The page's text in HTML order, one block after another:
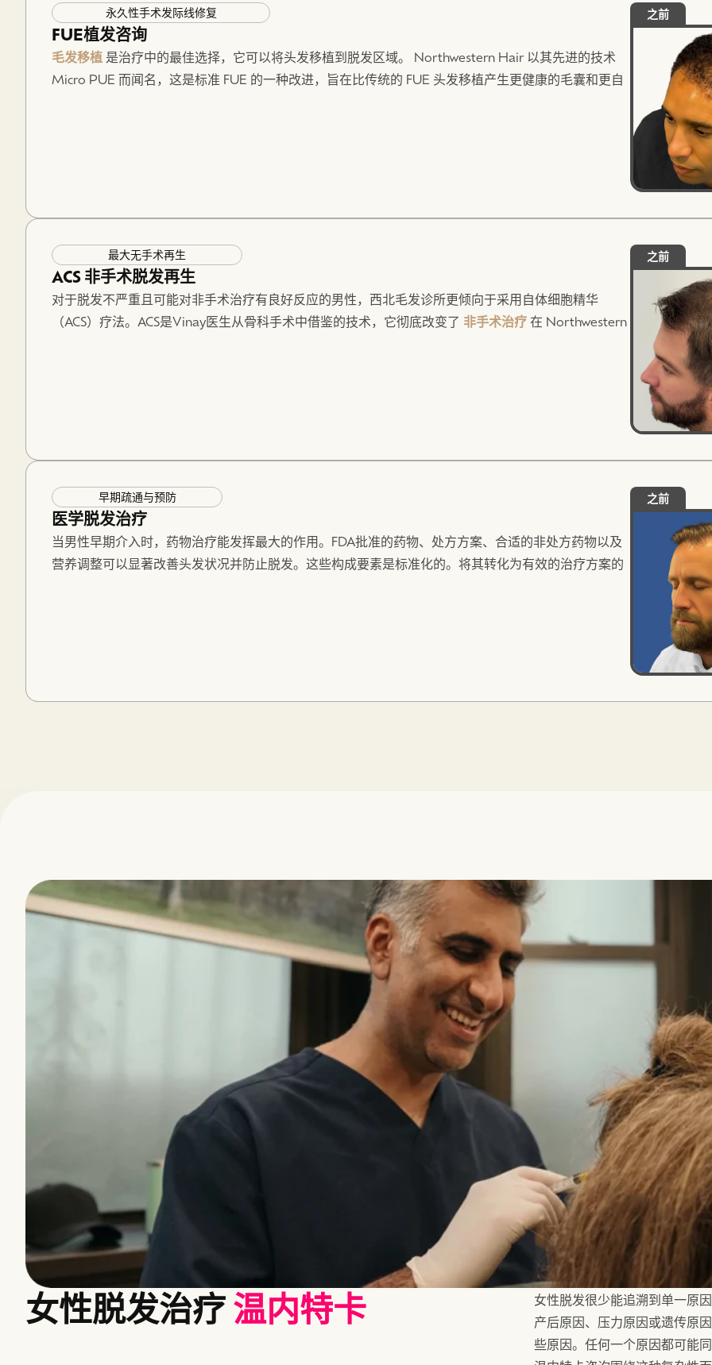
永久性手术发际线修复
FUE植发咨询
毛发移植 是治疗中的最佳选择，它可以将头发移植到脱发区域。 Northwestern Hair 以其先进的技术
Micro PUE 而闻名，这是标准 FUE 的一种改进，旨在比传统的 FUE 头发移植产生更健康的毛囊和更自
之前
最大无手术再生
ACS 非手术脱发再生
对于脱发不严重且可能对非手术治疗有良好反应的男性，西北毛发诊所更倾向于采用自体细胞精华
（ACS）疗法。ACS是Vinay医生从骨科手术中借鉴的技术，它彻底改变了 非手术治疗在 Northwestern
之前
早期疏通与预防
医学脱发治疗
当男性早期介入时，药物治疗能发挥最大的作用。FDA批准的药物、处方方案、合适的非处方药物以及
营养调整可以显著改善头发状况并防止脱发。这些构成要素是标准化的。将其转化为有效的治疗方案的
之前
女性脱发治疗温内特卡
女性脱发很少能追溯到单一原
产后原因、压力原因或遗传
些原因。任何一个原因都可能